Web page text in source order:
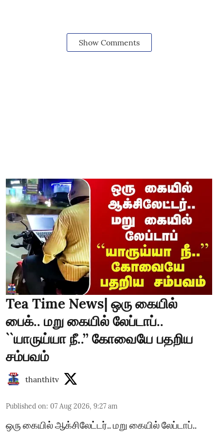
Show Comments
Tea Time News| ஒரு கையில்
பைக்.. மறு கையில் லேப்டாப்..
``யாருய்யா நீ..’’ கோவையே பதறிய
சம்பவம்
thanthitv
Published on: 07 Aug 2026, 9:27 am
ஒரு கையில் ஆக்சிலேட்டர்.. மறு கையில் லேப்டாப்..